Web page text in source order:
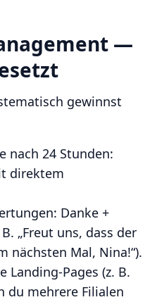
—
gewinnst
nach 24 Stunden:
direktem
Danke +
„Freut uns, dass der
nächsten Mal, Nina!“).
Landing‑Pages (z. B.
du mehrere Filialen